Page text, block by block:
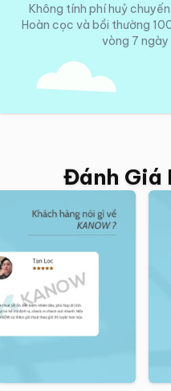
Không tính phí huỷ
Hoàn cọc và bồi thường
vòng 7
Đánh Giá